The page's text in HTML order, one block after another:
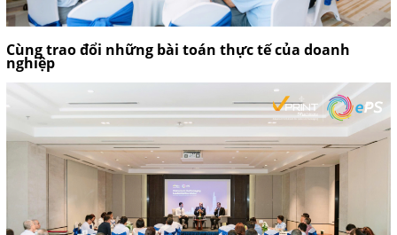
Cùng trao đổi những bài toán thực tế của doanh
nghiệp